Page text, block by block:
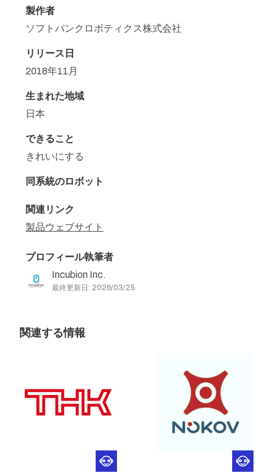
製作者
ソフトバンクロボティクス株式会社
リリース日
2018年11月
生まれた地域
日本
できること
きれいにする
同系統のロボット
関連リンク
製品ウェブサイト
プロフィール執筆者
Incubion Inc.
最終更新日: 2026/03/25
関連する情報